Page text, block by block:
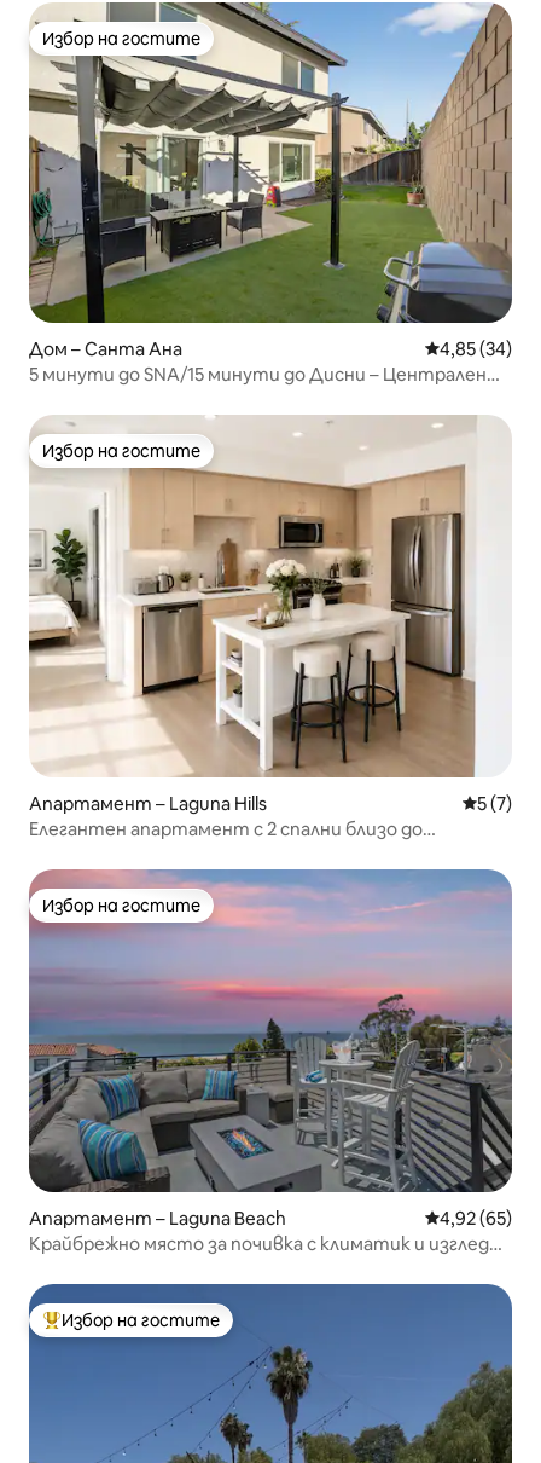
Избор на гостите
Избор на гостите
Дом – Санта Ана Средна
4,85 (34)
5 минути до SNA/15 минути до Дисни – Централен
Избор на гостите
Избор на гостите
Апартамент – Laguna Hills Средна
5 (7)
Елегантен апартамент с 2 спални близо до
Избор на гостите
Избор на гостите
Апартамент – Laguna Beach Средна
4,92 (65)
Крайбрежно място за почивка с климатик и изглед
Най-популярен избор на гостите
Избор на гостите